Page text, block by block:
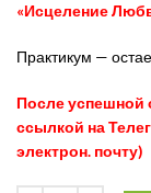
«Исцеление
Практикум —
После успешной
ссылкой на
электрон. почту)